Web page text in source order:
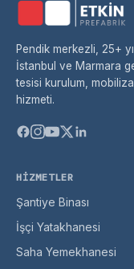
Pendik merkezli, 25+
İstanbul ve Marmara
tesisi kurulum,
hizmeti.
HIZMETLER
Şantiye Binası
İşçi Yatakhanesi
Saha Yemekhanesi